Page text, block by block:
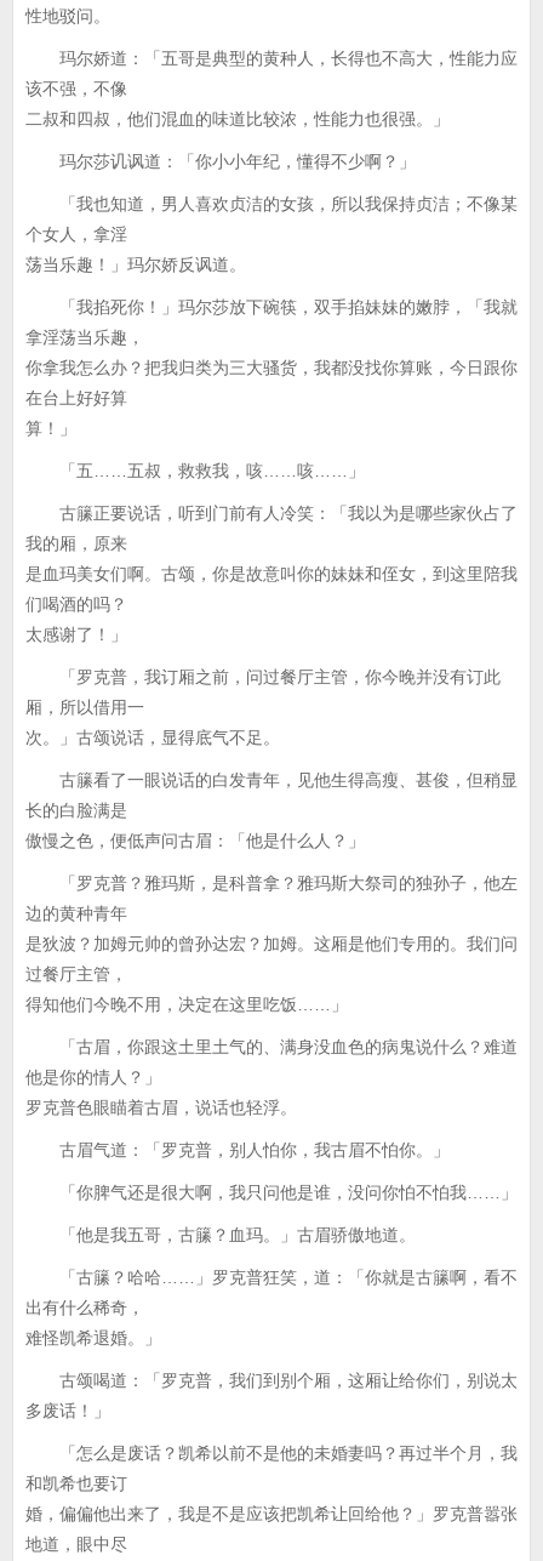
性地驳问。
玛尔娇道：「五哥是典型的黄种人，长得也不高大，性能力应
该不强，不像
二叔和四叔，他们混血的味道比较浓，性能力也很强。」
玛尔莎讥讽道：「你小小年纪，懂得不少啊？」
「我也知道，男人喜欢贞洁的女孩，所以我保持贞洁；不像某
个女人，拿淫
荡当乐趣！」玛尔娇反讽道。
「我掐死你！」玛尔莎放下碗筷，双手掐妹妹的嫩脖，「我就
拿淫荡当乐趣，
你拿我怎么办？把我归类为三大骚货，我都没找你算账，今日跟你
在台上好好算
算！」
「五……五叔，救救我，咳……咳……」
古籘正要说话，听到门前有人冷笑：「我以为是哪些家伙占了
我的厢，原来
是血玛美女们啊。古颂，你是故意叫你的妹妹和侄女，到这里陪我
们喝酒的吗？
太感谢了！」
「罗克普，我订厢之前，问过餐厅主管，你今晚并没有订此
厢，所以借用一
次。」古颂说话，显得底气不足。
古籘看了一眼说话的白发青年，见他生得高瘦、甚俊，但稍显
长的白脸满是
傲慢之色，便低声问古眉：「他是什么人？」
「罗克普？雅玛斯，是科普拿？雅玛斯大祭司的独孙子，他左
边的黄种青年
是狄波？加姆元帅的曾孙达宏？加姆。这厢是他们专用的。我们问
过餐厅主管，
得知他们今晚不用，决定在这里吃饭……」
「古眉，你跟这土里土气的、满身没血色的病鬼说什么？难道
他是你的情人？」
罗克普色眼瞄着古眉，说话也轻浮。
古眉气道：「罗克普，别人怕你，我古眉不怕你。」
「你脾气还是很大啊，我只问他是谁，没问你怕不怕我……」
「他是我五哥，古籘？血玛。」古眉骄傲地道。
「古籘？哈哈……」罗克普狂笑，道：「你就是古籘啊，看不
出有什么稀奇，
难怪凯希退婚。」
古颂喝道：「罗克普，我们到别个厢，这厢让给你们，别说太
多废话！」
「怎么是废话？凯希以前不是他的未婚妻吗？再过半个月，我
和凯希也要订
婚，偏偏他出来了，我是不是应该把凯希让回给他？」罗克普嚣张
地道，眼中尽